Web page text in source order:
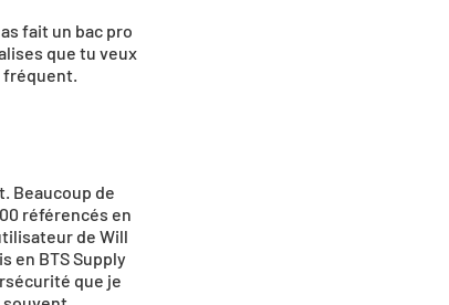
fait un bac pro
que tu veux
fréquent.
Beaucoup de
référencés en
de Will
en BTS Supply
que je